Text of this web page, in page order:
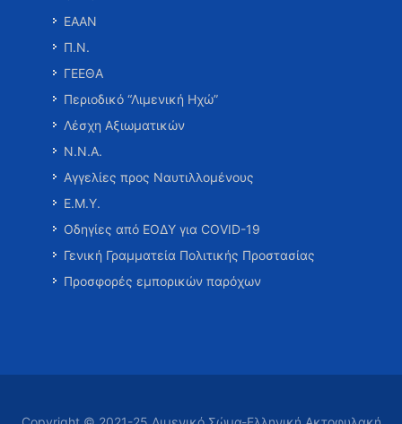
ΕΑΑΝ
Π.Ν.
ΓΕΕΘΑ
Περιοδικό “Λιμενική Ηχώ”
Λέσχη Αξιωματικών
Ν.Ν.Α.
Αγγελίες προς Ναυτιλλομένους
Ε.Μ.Υ.
Οδηγίες από ΕΟΔΥ για COVID-19
Γενική Γραμματεία Πολιτικής Προστασίας
Προσφορές εμπορικών παρόχων